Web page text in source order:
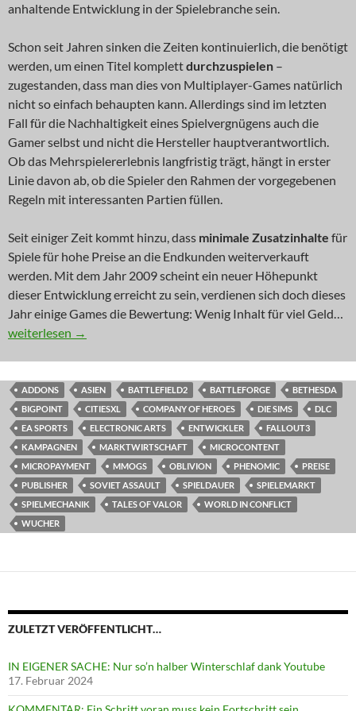
anhaltende Entwicklung in der Spielebranche sein.
Schon seit Jahren sinken die Zeiten kontinuierlich, die benötigt
werden, um einen Titel komplettdurchzuspielen –
zugestanden, dass man dies von Multiplayer-Games natürlich
nicht so einfach behaupten kann. Allerdings sind im letzten
Fall für die Nachhaltigkeit eines Spielvergnügens auch die
Gamer selbst und nicht die Hersteller hauptverantwortlich.
Ob das Mehrspielererlebnis langfristig trägt, hängt in erster
Linie davon ab, ob die Spieler den Rahmen der vorgegebenen
Regeln mit interessanten Partien füllen.
Seit einiger Zeit kommt hinzu, dass minimale Zusatzinhalte für
Spiele für hohe Preise an die Endkunden weiterverkauft
werden. Mit dem Jahr 2009 scheint ein neuer Höhepunkt
dieser Entwicklung erreicht zu sein, verdienen sich doch dieses
Jahr einige Games die Bewertung: Wenig Inhalt für viel Geld…
KOMMENTAR: Mini-Addons für Maxi-Money?
weiterlesen →
ADDONS ASIEN BATTLEFIELD2 BATTLEFORGE
BETHESDA
BIGPOINT
CITIESXL COMPANY OF HEROES DIE SIMS
DLC
EA SPORTS
ELECTRONIC ARTS ENTWICKLER
FALLOUT3
KAMPAGNEN
MARKTWIRTSCHAFT
MICROCONTENT
MICROPAYMENT
MMOGS OBLIVION PHENOMIC
PREISE
PUBLISHER
SOVIET ASSAULT SPIELDAUER
SPIELEMARKT
SPIELMECHANIK
TALES OF VALOR
WORLD IN CONFLICT
WUCHER
ZULETZT VERÖFFENTLICHT…
IN EIGENER SACHE: Nur so’n halber Winterschlaf dank Youtube
17. Februar 2024